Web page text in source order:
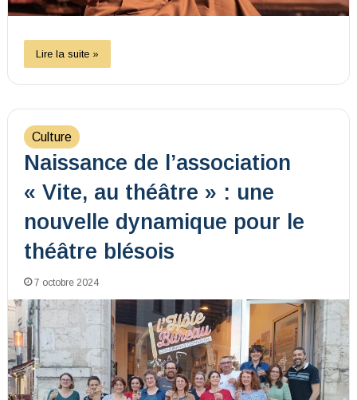
Lire la suite »
Culture
Naissance de l’association
« Vite, au théâtre » : une
nouvelle dynamique pour le
théâtre blésois
7 octobre 2024